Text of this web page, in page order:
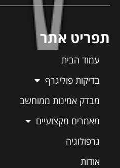
תפריט אתר
עמוד הבית
בדיקות פוליגרף
מבדק אמינות ממוחשב
מאמרים מקצועיים
גרפולוגיה
אודות